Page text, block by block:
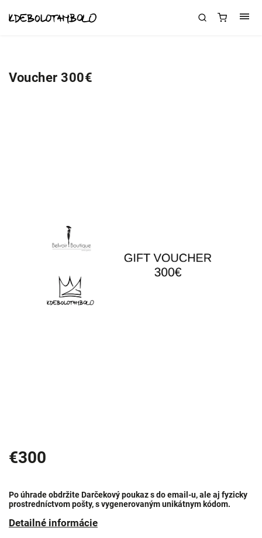
Voucher 300€
€300
Po úhrade obdržite Darčekový poukaz s do email-u, ale aj fyzicky
prostredníctvom pošty, s vygenerovaným unikátnym kódom.
Detailné informácie